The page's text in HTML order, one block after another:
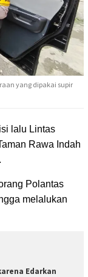
yang dipakai supir
lalu Lintas
Rawa Indah
Polantas
melalukan
Edarkan